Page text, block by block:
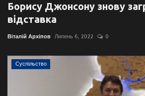
Борису Джонсону знову
відставка
Віталій Архіпов Липень 6, 2022 0
Суспільство